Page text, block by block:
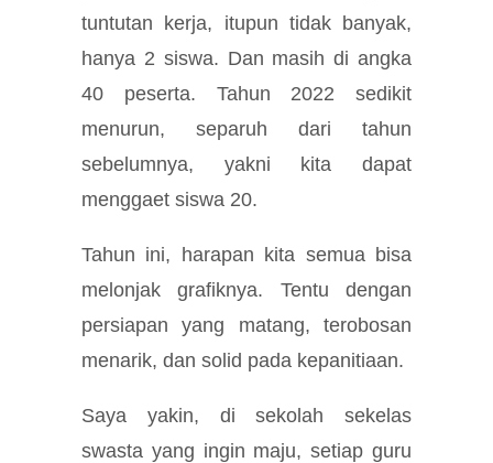
tuntutan kerja, itupun tidak banyak,
hanya 2 siswa. Dan masih di angka
40 peserta. Tahun 2022 sedikit
menurun, separuh dari tahun
sebelumnya, yakni kita dapat
menggaet siswa 20.
Tahun ini, harapan kita semua bisa
melonjak grafiknya. Tentu dengan
persiapan yang matang, terobosan
menarik, dan solid pada kepanitiaan.
Saya yakin, di sekolah sekelas
swasta yang ingin maju, setiap guru